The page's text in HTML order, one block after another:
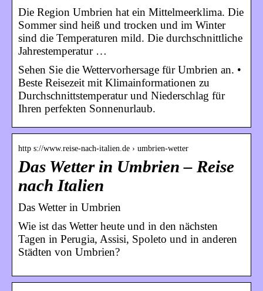
Die Region Umbrien hat ein Mittelmeerklima. Die
Sommer sind heiß und trocken und im Winter
sind die Temperaturen mild. Die durchschnittliche
Jahrestemperatur …
Sehen Sie die Wettervorhersage für Umbrien an. •
Beste Reisezeit mit Klimainformationen zu
Durchschnittstemperatur und Niederschlag für
Ihren perfekten Sonnenurlaub.
http s://www.reise-nach-italien.de › umbrien-wetter
Das Wetter in Umbrien – Reise
nach Italien
Das Wetter in Umbrien
Wie ist das Wetter heute und in den nächsten
Tagen in Perugia, Assisi, Spoleto und in anderen
Städten von Umbrien?